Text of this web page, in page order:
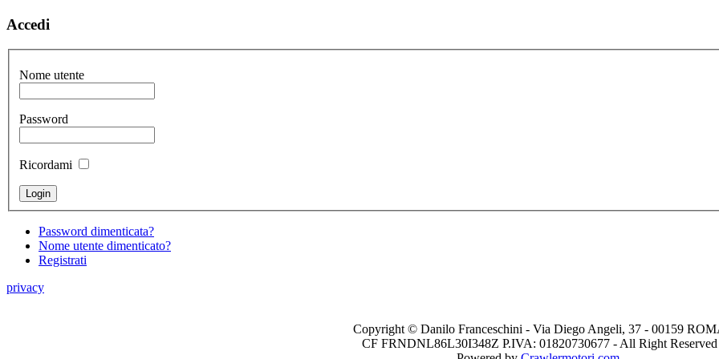
Accedi
Nome utente
Password
Ricordami
Password dimenticata?
Nome utente dimenticato?
Registrati
privacy
Copyright © Danilo Franceschini - Via Diego Angeli, 37 - 00159
CF FRNDNL86L30I348Z P.IVA: 01820730677 - All Right Reserved